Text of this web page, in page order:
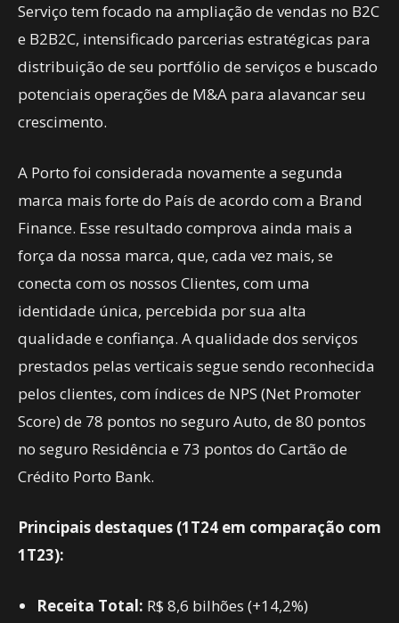
Serviço tem focado na ampliação de vendas no B2C
e B2B2C, intensificado parcerias estratégicas para
distribuição de seu portfólio de serviços e buscado
potenciais operações de M&A para alavancar seu
crescimento.
A Porto foi considerada novamente a segunda
marca mais forte do País de acordo com a Brand
Finance. Esse resultado comprova ainda mais a
força da nossa marca, que, cada vez mais, se
conecta com os nossos Clientes, com uma
identidade única, percebida por sua alta
qualidade e confiança. A qualidade dos serviços
prestados pelas verticais segue sendo reconhecida
pelos clientes, com índices de NPS (Net Promoter
Score) de 78 pontos no seguro Auto, de 80 pontos
no seguro Residência e 73 pontos do Cartão de
Crédito Porto Bank.
Principais destaques (1T24 em comparação com
1T23):
Receita Total: R$ 8,6 bilhões (+14,2%)